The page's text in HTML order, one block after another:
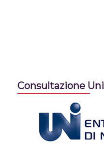
Consultazione Uni